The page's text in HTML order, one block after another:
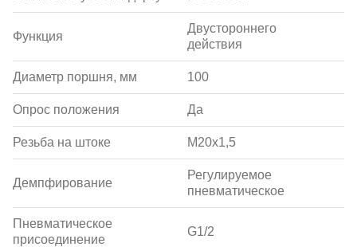
Функция
Двустороннего
действия
Диаметр поршня, мм 100
Опрос положения Да
Резьба на штоке M20x1,5
Демпфирование
Регулируемое
пневматическое
Пневматическое
присоединение
G1/2